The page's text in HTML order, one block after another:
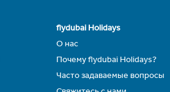
flydubai Holidays
О нас
Почему flydubai Holidays?
Часто задаваемые вопросы